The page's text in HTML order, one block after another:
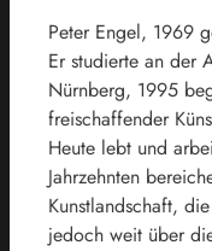
Peter Engel, 1969
Er studierte an der
Nürnberg, 1995
freischaffender
Heute lebt und
Jahrzehnten
Kunstlandschaft,
jedoch weit über